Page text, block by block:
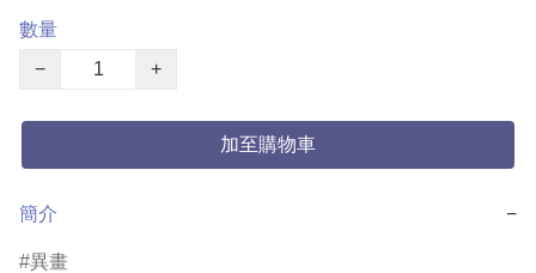
數量
−
+
加至購物車
簡介 −
異畫